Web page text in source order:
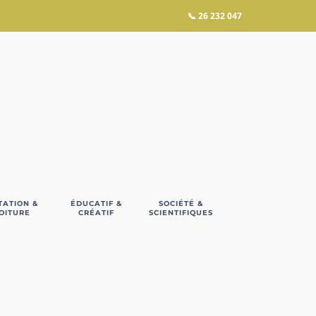
📞 26 232 047
&
ÉDUCATIF &
CRÉATIF
SOCIÉTÉ &
SCIENTIFIQUES